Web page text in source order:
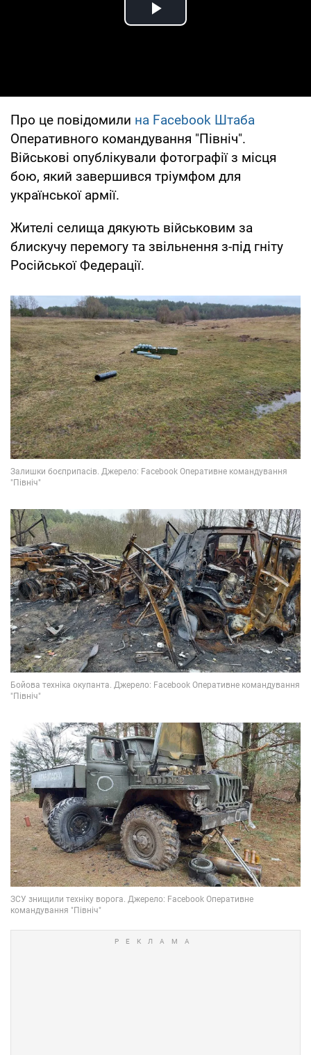
Play Video
Про це повідомили на Facebook Штаба
Оперативного командування "Північ".
Військові опублікували фотографії з місця
бою, який завершився тріумфом для
української армії.
Жителі селища дякують військовим за
блискучу перемогу та звільнення з-під гніту
Російської Федерації.